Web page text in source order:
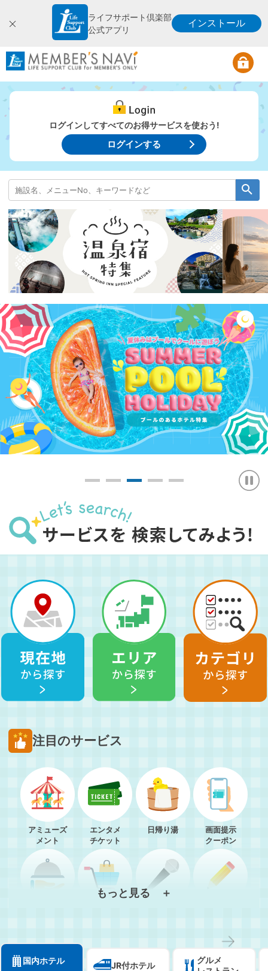
ログインしてすべてのお得サービスを使おう!
ログインする
注目のサービス
アミューズ
メント
エンタメ
チケット
日帰り湯
画面提示
クーポン
もっと見る ＋
国内ホテル JR付ホテル
グルメ
→
ライフサポート倶楽部
公式アプリ
インストール